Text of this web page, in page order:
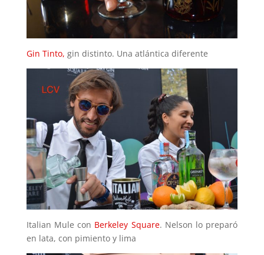
Gin Tinto, gin distinto. Una atlántica diferente
Italian Mule con Berkeley Square. Nelson lo preparó
en lata, con pimiento y lima